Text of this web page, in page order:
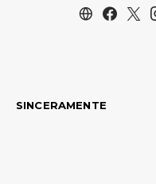
SINCERAMENTE